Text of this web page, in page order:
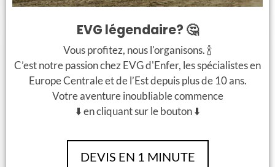
Infos sur l’activité
L’expérience
Vous arrivez à l’aéroport de Budapest.
sourire, le nom du marié sur le panneau, elle vous
guide vers la sortie, le marié est aux anges,
Déroulement
La guide vous attend avec un panneau à
l’aéroport, accompagné de notre caméra man.
Lieu et horaire
EVG légendaire? 🤔
Vous profitez, nous l'organisons. 🍾
C’est notre passion chez EVG d'Enfer, les spécialistes en
Europe Centrale et de l’Est depuis plus de 10 ans.
Votre aventure inoubliable commence
⬇️ en cliquant sur le bouton ⬇️
DEVIS EN 1 MINUTE